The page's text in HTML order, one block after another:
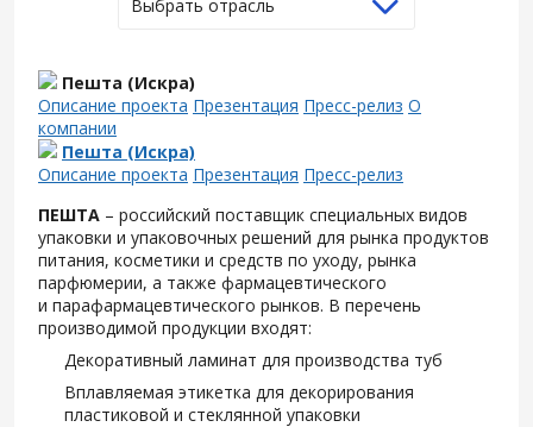
Выбрать отрасль
Пешта (Искра)
Описание проекта Презентация Пресс-релиз О
компании
Пешта (Искра)
Описание проекта Презентация Пресс-релиз
ПЕШТА – российский поставщик специальных видов
упаковки и упаковочных решений для рынка продуктов
питания, косметики и средств по уходу, рынка
парфюмерии, а также фармацевтического
и парафармацевтического рынков. В перечень
производимой продукции входят:
Декоративный ламинат для производства туб
Вплавляемая этикетка для декорирования
пластиковой и стеклянной упаковки